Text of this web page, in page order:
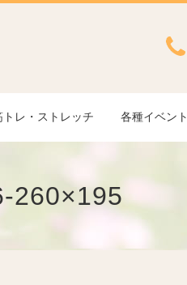
レ・ストレッチ 各種イベント
260×195